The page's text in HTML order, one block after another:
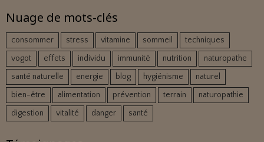
Nuage de mots-clés
consommer stress vitamine sommeil
techniques
vogot
effets individu immunité nutrition
naturopathe
santé naturelle
energie blog hygiénisme
naturel
bien-être
alimentation prévention terrain
naturopathie
digestion
vitalité danger santé